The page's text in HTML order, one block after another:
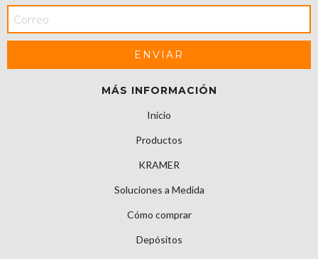
MÁS INFORMACIÓN
Inicio
Productos
KRAMER
Soluciones a Medida
Cómo comprar
Depósitos